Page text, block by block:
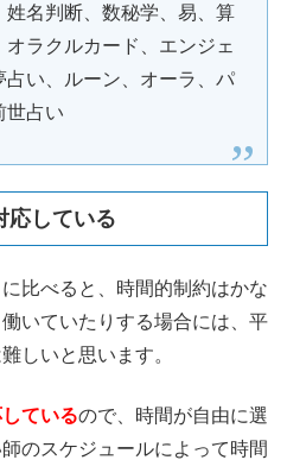
名判断、数秘学、易、算
ラクルカード、エンジェ
占い、ルーン、オーラ、パ
世占い
応している
比べると、時間的制約はかな
いていたりする場合には、平
しいと思います。
ているので、時間が自由に選
のスケジュールによって時間